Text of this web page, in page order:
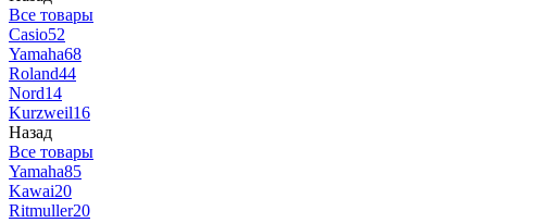
Все товары
Casio52
Yamaha68
Roland44
Nord14
Kurzweil16
Назад
Все товары
Yamaha85
Kawai20
Ritmuller20